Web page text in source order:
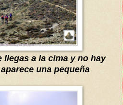
llegas a la cima y no hay
una pequeña